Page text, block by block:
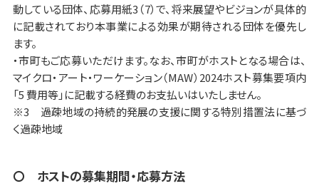
動している団体、応募用紙3（7）で、将来展望やビジョンが具体的
に記載されており本事業による効果が期待される団体を優先し
ます。
・市町もご応募いただけます。なお、市町がホストとなる場合は、
マイクロ・アート・ワーケーション（MAW）2024ホスト募集要項内
「5 費用等」に記載する経費のお支払いはいたしません。
※3 過疎地域の持続的発展の支援に関する特別措置法に基づ
く過疎地域
〇 ホストの募集期間・応募方法